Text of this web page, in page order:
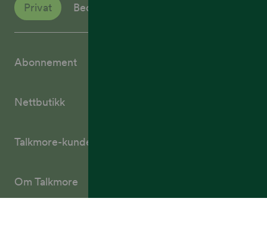
Privat Bedrift
Abonnement
Nettbutikk
Talkmore-kunder
Om Talkmore